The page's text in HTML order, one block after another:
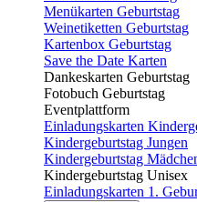
Menükarten Geburtstag
Weinetiketten Geburtstag
Kartenbox Geburtstag
Save the Date Karten
Dankeskarten Geburtstag
Fotobuch Geburtstag
Eventplattform
Einladungskarten
Kindergeburtstag Jungen
Kindergeburtstag
Kindergeburtstag Unisex
Einladungskarten 1.